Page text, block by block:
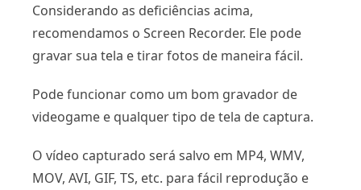
Considerando as deficiências acima,
recomendamos o Screen Recorder. Ele pode
gravar sua tela e tirar fotos de maneira fácil.
Pode funcionar como um bom gravador de
videogame e qualquer tipo de tela de captura.
O vídeo capturado será salvo em MP4, WMV,
MOV, AVI, GIF, TS, etc. para fácil reprodução e